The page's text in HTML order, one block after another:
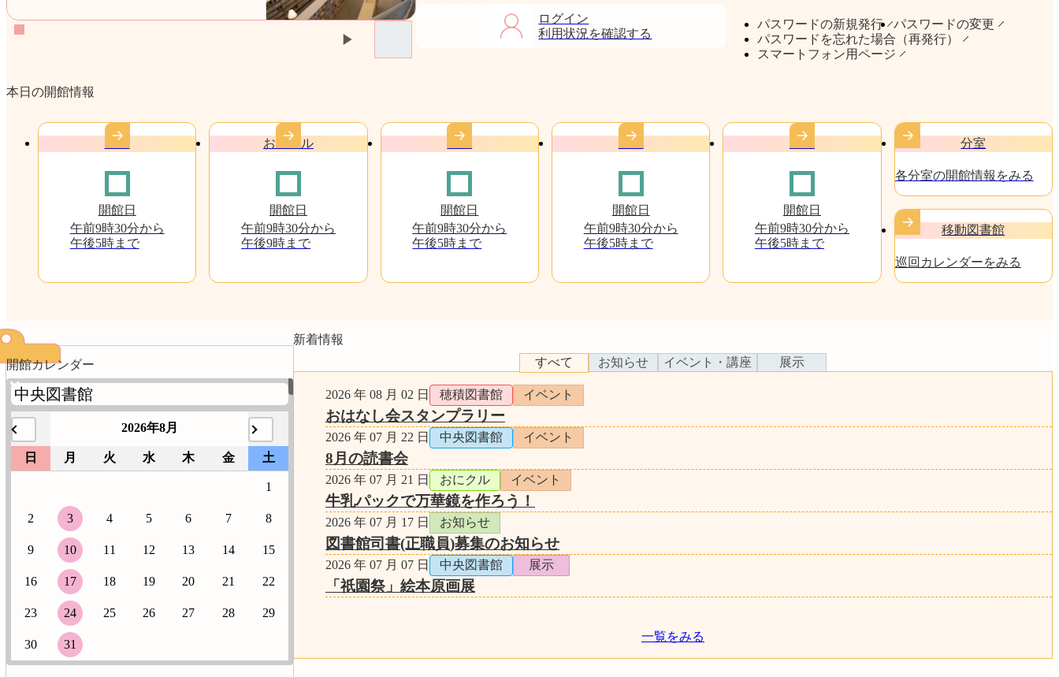
ログイン
利用状況を確認する
パスワードの新規発行
パスワードの変更
パスワードを忘れた場合（再発行）
スマートフォン用ページ
本日の開館情報
中央
開館日
午前9時30分から
午後5時まで
おにクル
開館日
午前9時30分から
午後9時まで
水尾
開館日
午前9時30分から
午後5時まで
庄栄
開館日
午前9時30分から
午後5時まで
穂積
開館日
午前9時30分から
午後5時まで
分室
各分室の開館情報をみる
移動図書館
巡回カレンダーをみる
開館カレンダー
2026年8月
日 月 火 水 木 金 土
1
2 3 4 5 6 7 8
9 10 11 12 13 14 15
16 17 18 19 20 21 22
23 24 25 26 27 28 29
30 31
新着情報
すべて
お知らせ イベント・講座 展示
2026 年 08 月 02 日 穂積図書館 イベント
おはなし会スタンプラリー
2026 年 07 月 22 日 中央図書館 イベント
8月の読書会
2026 年 07 月 21 日 おにクル イベント
牛乳パックで万華鏡を作ろう！
2026 年 07 月 17 日 お知らせ
図書館司書(正職員)募集のお知らせ
2026 年 07 月 07 日 中央図書館 展示
「祇園祭」絵本原画展
一覧をみる